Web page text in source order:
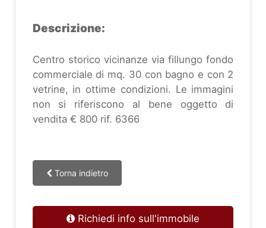
Descrizione:
Centro storico vicinanze via fillungo fondo
commerciale di mq. 30 con bagno e con 2
vetrine, in ottime condizioni. Le immagini
non si riferiscono al bene oggetto di
vendita € 800 rif. 6366
Torna indietro
Richiedi info sull'immobile